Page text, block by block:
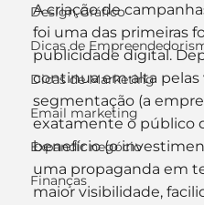
Design Gráfico
Dicas de
Dicas de Marketing
Email marketing
Expandir negócio
Finanças
A criação de
foi uma das primeiras
publicidade digital.
continua em alta pelas
segmentação (a
exatamente o público
benefício (o
uma propaganda em
maior visibilidade,